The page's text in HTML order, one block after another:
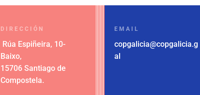
DIRECCIÓN
Rúa Espiñeira, 10-
Baixo,
15706 Santiago de
Compostela.
EMAIL
copgalicia@copgalicia.g
al